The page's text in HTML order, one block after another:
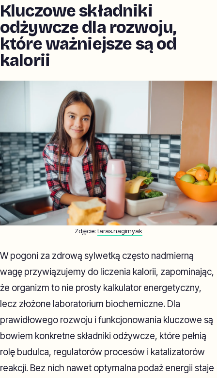
Kluczowe składniki
odżywcze dla rozwoju,
które ważniejsze są od
kalorii
Zdjęcie:taras.nagirnyak
W pogoni za zdrową sylwetką często nadmierną
wagę przywiązujemy do liczenia kalorii, zapominając,
że organizm to nie prosty kalkulator energetyczny,
lecz złożone laboratorium biochemiczne. Dla
prawidłowego rozwoju i funkcjonowania kluczowe są
bowiem konkretne składniki odżywcze, które pełnią
rolę budulca, regulatorów procesów i katalizatorów
reakcji. Bez nich nawet optymalna podaż energii staje